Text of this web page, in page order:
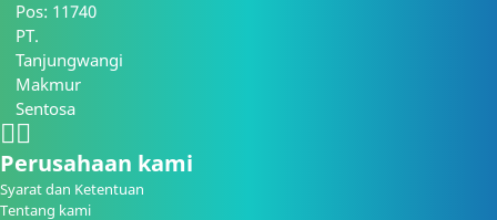
Pos: 11740
PT.
Tanjungwangi
Makmur
Sentosa
Perusahaan kami
Syarat dan Ketentuan
Tentang kami